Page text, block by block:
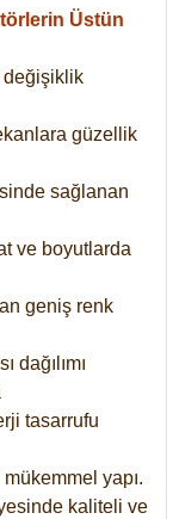
Üstün
değişiklik
güzellik
sağlanan
ve boyutlarda
geniş renk
dağılımı
tasarrufu
yapı.
kaliteli ve